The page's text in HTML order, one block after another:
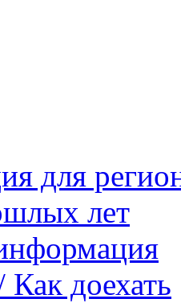
для
лет
доехать